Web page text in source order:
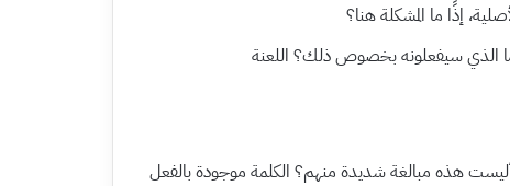
إذًا ما المشكلة هنا؟
ما الذي سيفعلونه بخصوص ذلك؟ اللعنة
هذه مبالغة شديدة منهم؟ الكلمة موجودة بالفعل